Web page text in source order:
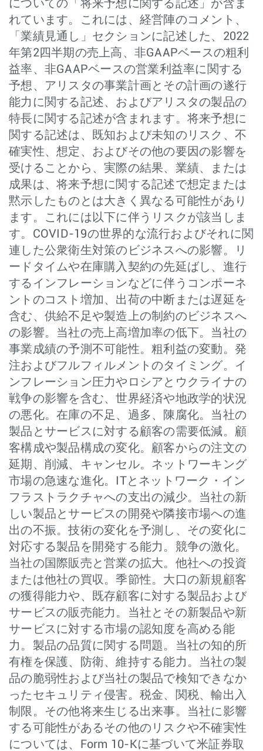
についての「将来予想に関する記述」が含ま
れています。これには、経営陣のコメント、
「業績見通し」セクションに記述した、2022
年第2四半期の売上高、非GAAPベースの粗利
益率、非GAAPベースの営業利益率に関する
予想、アリスタの事業計画とその計画の遂行
能力に関する記述、およびアリスタの製品の
特長に関する記述が含まれます。将来予想に
関する記述は、既知および未知のリスク、不
確実性、想定、およびその他の要因の影響を
受けることから、実際の結果、業績、または
成果は、将来予想に関する記述で想定または
黙示したものとは大きく異なる可能性があり
ます。これには以下に伴うリスクが該当しま
す。COVID-19の世界的な流行およびそれに関
連した公衆衛生対策のビジネスへの影響。リ
ードタイムや在庫購入契約の先延ばし、進行
するインフレーションなどに伴うコンポーネ
ントのコスト増加、出荷の中断または遅延を
含む、供給不足や製造上の制約のビジネスへ
の影響。当社の売上高増加率の低下。当社の
事業成績の予測不可能性。粗利益の変動。発
注およびフルフィルメントのタイミング。イ
ンフレーション圧力やロシアとウクライナの
戦争の影響を含む、世界経済や地政学的状況
の悪化。在庫の不足、過多、陳腐化。当社の
製品とサービスに対する顧客の需要低減。顧
客構成や製品構成の変化。顧客からの注文の
延期、削減、キャンセル。ネットワーキング
市場の急速な進化。ITとネットワーク・イン
フラストラクチャへの支出の減少。当社の新
しい製品とサービスの開発や隣接市場への進
出の不振。技術の変化を予測し、その変化に
対応する製品を開発する能力。競争の激化。
当社の国際販売と営業の拡大。他社への投資
または他社の買収。季節性。大口の新規顧客
の獲得能力や、既存顧客に対する製品および
サービスの販売能力。当社とその新製品や新
サービスに対する市場の認知度を高める能
力。製品の品質に関する問題。当社の知的所
有権を保護、防衛、維持する能力。当社の製
品の脆弱性および当社の製品で検知できなか
ったセキュリティ侵害。税金、関税、輸出入
制限。その他将来生じる出来事。当社に影響
する可能性があるその他のリスクや不確実性
については、Form 10-Kに基づいて米証券取